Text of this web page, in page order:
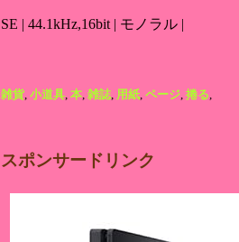
SE | 44.1kHz,16bit | モノラル |
雑貨, 小道具, 本, 雑誌, 用紙, ページ, 捲る,
スポンサードリンク